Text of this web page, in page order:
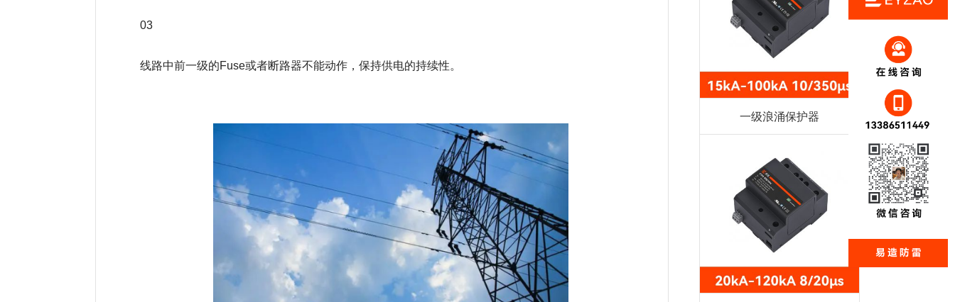
03
线路中前一级的Fuse或者断路器不能动作，保持供电的持续性。
一级浪涌保护器